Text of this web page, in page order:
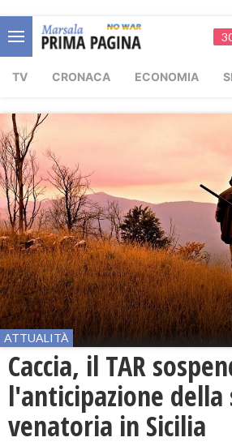
TV CRONACA ECONOMIA
ATTUALITÀ
Caccia, il TAR
l'anticipazione della
venatoria in Sicilia